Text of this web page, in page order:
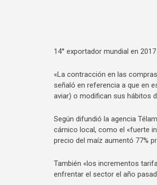
14° exportador mundial en
«La contracción en las
señaló en referencia a que en
aviar) o modifican sus hábitos
Según difundió la agencia
cárnico local, como el «fuerte
precio del maíz aumentó 77%
También «los incrementos
enfrentar el sector el año